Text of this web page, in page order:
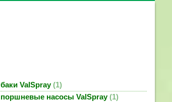
баки ValSpray 1
поршневые насосы ValSpray 1